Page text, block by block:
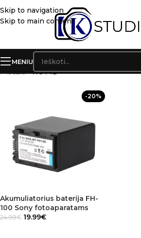
Skip to navigation
Skip to main content
MENIU
Pradžia»HC44E
-20%
Akumuliatorius baterija FH-
100 Sony fotoaparatams
24.99€ 19.99€